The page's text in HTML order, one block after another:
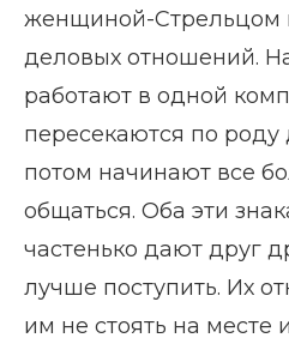
женщиной-Стрельцом
деловых отношений.
работают в одной
пересекаются по роду
потом начинают все
общаться. Оба эти
частенько дают друг
лучше поступить. Их
им не стоять на месте